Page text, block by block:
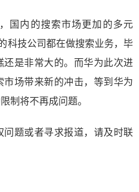
国内的搜索市场更加的多元
科技公司都在做搜索业务，毕
是非常大的。而华为此次进
场带来新的冲击，等到华为
制将不再成问题。
题或者寻求报道，请及时联